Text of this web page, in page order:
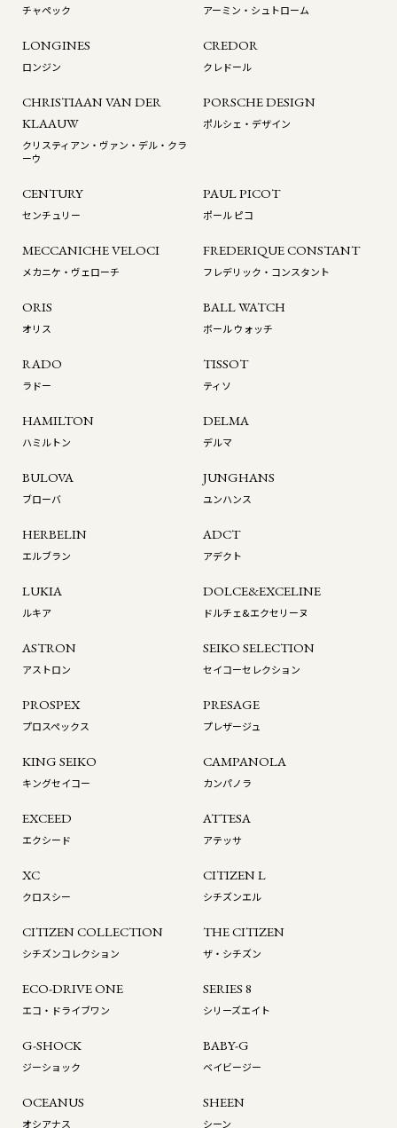
チャペック アーミン・シュトローム
LONGINES
ロンジン
CREDOR
クレドール
CHRISTIAAN VAN DER
KLAAUW
クリスティアン・ヴァン・デル・クラ
ーウ
PORSCHE DESIGN
ポルシェ・デザイン
CENTURY
センチュリー
PAUL PICOT
ポール ピコ
MECCANICHE VELOCI
メカニケ・ヴェローチ
FREDERIQUE CONSTANT
フレデリック・コンスタント
ORIS
オリス
BALL WATCH
ボール ウォッチ
RADO
ラドー
TISSOT
ティソ
HAMILTON
ハミルトン
DELMA
デルマ
BULOVA
ブローバ
JUNGHANS
ユンハンス
HERBELIN
エルブラン
ADCT
アデクト
LUKIA
ルキア
DOLCE&EXCELINE
ドルチェ&エクセリーヌ
ASTRON
アストロン
SEIKO SELECTION
セイコーセレクション
PROSPEX
プロスペックス
PRESAGE
プレザージュ
KING SEIKO
キングセイコー
CAMPANOLA
カンパノラ
EXCEED
エクシード
ATTESA
アテッサ
XC
クロスシー
CITIZEN L
シチズンエル
CITIZEN COLLECTION
シチズンコレクション
THE CITIZEN
ザ・シチズン
ECO-DRIVE ONE
エコ・ドライブワン
SERIES 8
シリーズエイト
G-SHOCK
ジーショック
BABY-G
ベイビージー
OCEANUS
オシアナス
SHEEN
シーン